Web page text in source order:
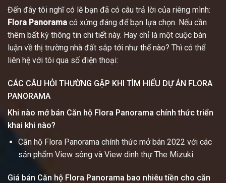
Đến đây tôi nghĩ có lẽ bạn đã có câu trả lời của riêng mình:
Flora Panorama có xứng đáng để bạn lựa chọn. Nếu cần
thêm bất kỳ thông tin chi tiết này. Hay chỉ là một cuộc bàn
luận về thị trường nhà đất sắp tới như thế nào? Thì có thể
liên hệ với tôi qua số điện thoại:
CÁC CÂU HỎI THƯỜNG GẶP KHI TÌM HIỂU DỰ ÁN FLORA
PANORAMA
Khi nào mở bán Căn hộ Flora Panorama chính thức triển
khai khi nào?
Căn hộ Flora Panorama chính thức mở bán 2022 với các
sản phẩm View sông và View dinh thự The Mizuki.
Giá bán Căn hộ Flora Panorama bao nhiêu tiền cho căn